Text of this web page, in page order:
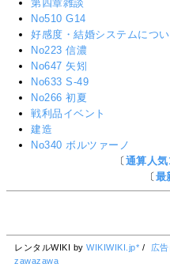
第四章雑談
No510 G14
好感度・結婚システムにつ
No223 信濃
No647 矢矧
No633 S-49
No266 初夏
戦利品イベント
建造
No340 ボルツァーノ
〔 通算人
〔 最
レンタルWIKI byWIKIWIKI.jp* / 広
zawazawa